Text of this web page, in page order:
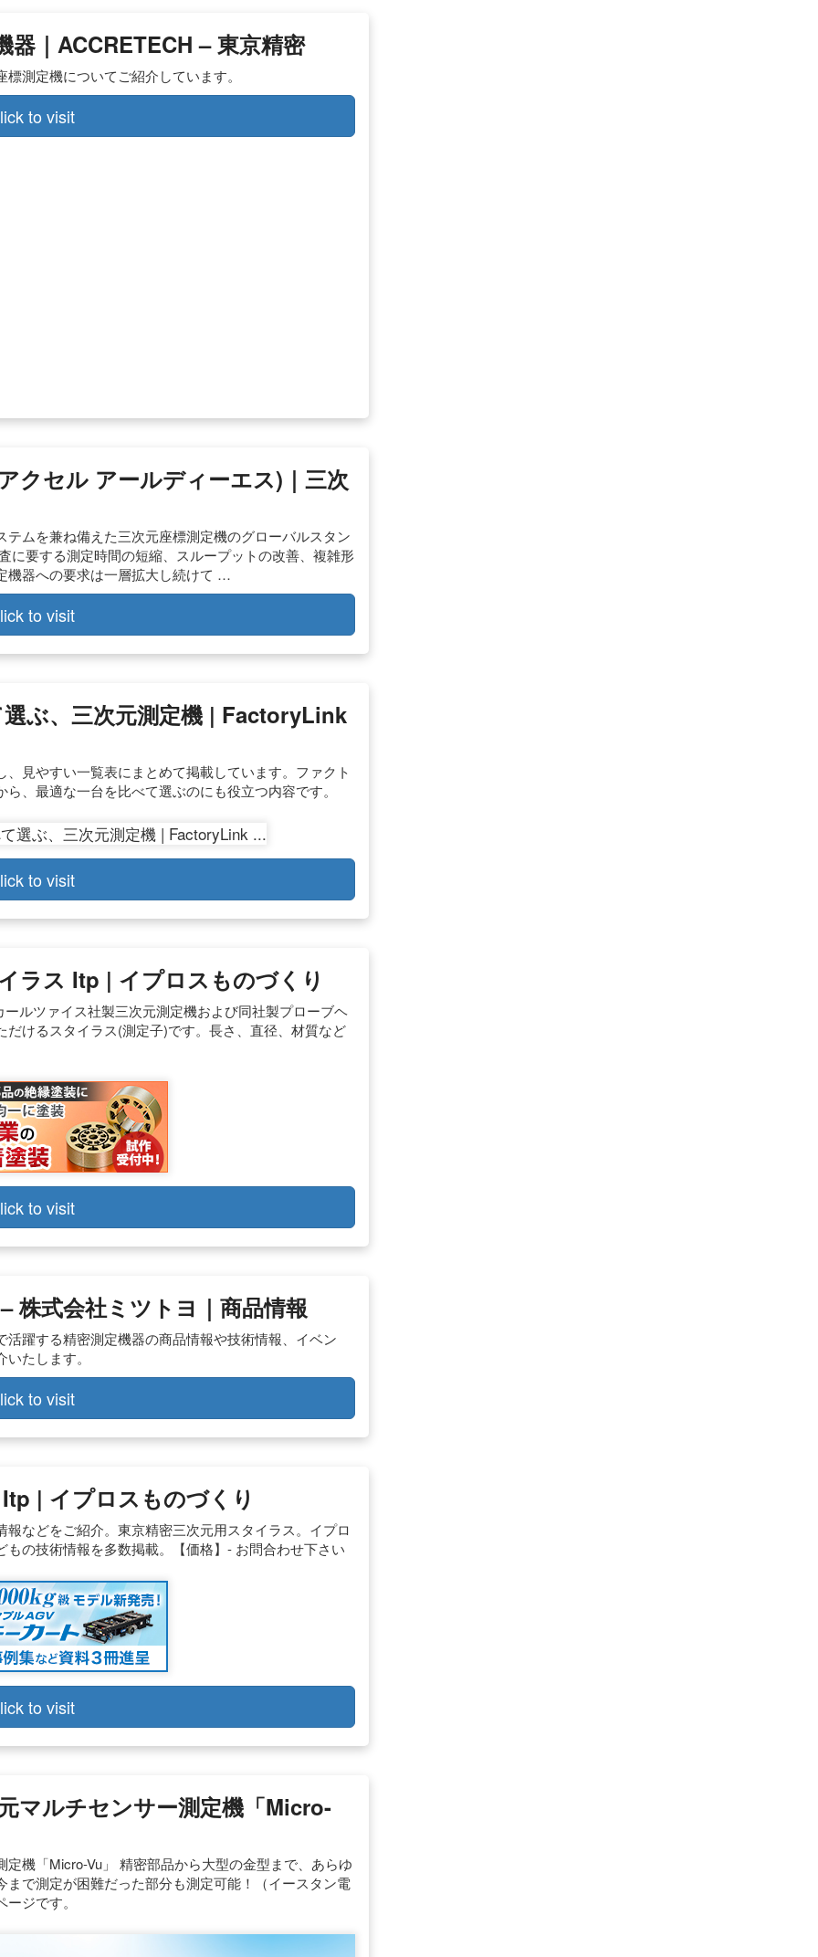
器｜ACCRETECH – 東京精密
測定機についてご紹介しています。
to visit
クセル アールディーエス)｜三次
ムを兼ね備えた三次元座標測定機のグローバルスタン
に要する測定時間の短縮、スループットの改善、複雑形
機器への要求は一層拡大し続けて …
to visit
ぶ、三次元測定機 | FactoryLink
見やすい一覧表にまとめて掲載しています。ファクト
、最適な一台を比べて選ぶのにも役立つ内容です。
to visit
ラス Itp | イプロスものづくり
ルツァイス社製三次元測定機および同社製プローブヘ
けるスタイラス(測定子)です。長さ、直径、材質など
to visit
株式会社ミツトヨ｜商品情報
躍する精密測定機器の商品情報や技術情報、イベン
たします。
to visit
| イプロスものづくり
などをご紹介。東京精密三次元用スタイラス。イプロ
の技術情報を多数掲載。【価格】- お問合わせ下さい
to visit
マルチセンサー測定機「Micro-
機「Micro-Vu」 精密部品から大型の金型まで、あらゆ
で測定が困難だった部分も測定可能！（イースタン電
ジです。